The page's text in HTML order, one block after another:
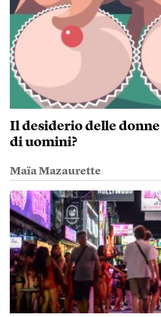
Il desiderio delle
di uomini?
Maïa Mazaurette